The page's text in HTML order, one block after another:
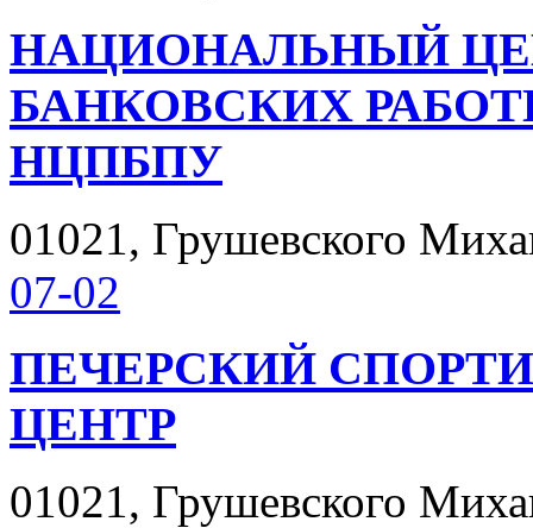
НАЦИОНАЛЬНЫЙ
БАНКОВСКИХ
НЦПБПУ
01021, Грушевского
07-02
ПЕЧЕРСКИЙ
ЦЕНТР
01021, Грушевского